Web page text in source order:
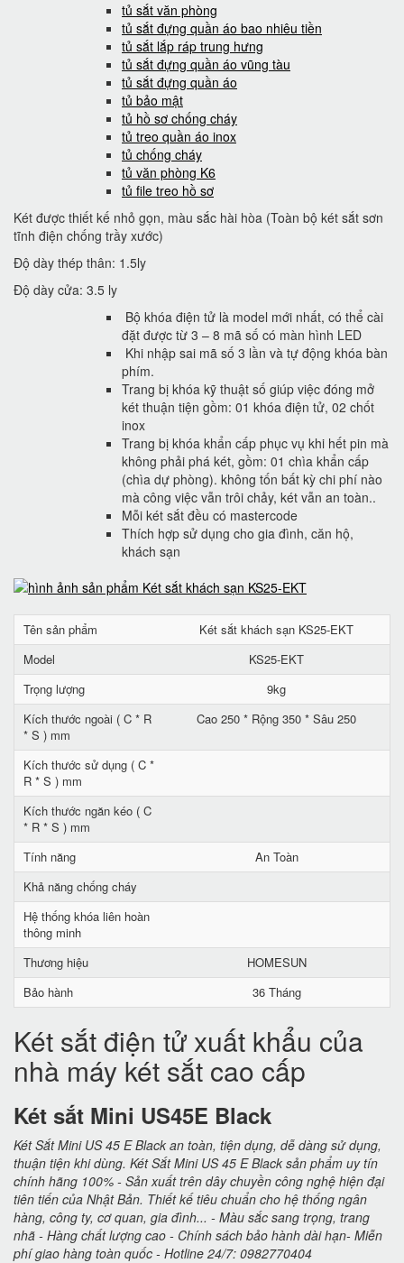
tủ sắt văn phòng
tủ sắt đựng quần áo bao nhiêu tiền
tủ sắt lắp ráp trung hưng
tủ sắt đựng quần áo vũng tàu
tủ sắt đựng quần áo
tủ bảo mật
tủ hồ sơ chống cháy
tủ treo quần áo inox
tủ chống cháy
tủ văn phòng K6
tủ file treo hồ sơ
Két được thiết kế nhỏ gọn, màu sắc hài hòa (Toàn bộ két sắt sơn
tĩnh điện chống trầy xước)
Độ dày thép thân: 1.5ly
Độ dày cửa: 3.5 ly
Bộ khóa điện tử là model mới nhất, có thể cài
đặt được từ 3 – 8 mã số có màn hình LED
Khi nhập sai mã số 3 lần và tự động khóa bàn
phím.
Trang bị khóa kỹ thuật số giúp việc đóng mở
két thuận tiện gồm: 01 khóa điện tử, 02 chốt
inox
Trang bị khóa khẩn cấp phục vụ khi hết pin mà
không phải phá két, gồm: 01 chìa khẩn cấp
(chìa dự phòng). không tốn bất kỳ chi phí nào
mà công việc vẫn trôi chảy, két vẫn an toàn..
Mỗi két sắt đều có mastercode
Thích hợp sử dụng cho gia đình, căn hộ,
khách sạn
Tên sản phẩm
Két sắt khách sạn KS25-EKT
Model
KS25-EKT
Trọng lượng
9kg
Kích thước ngoài ( C * R
* S ) mm
Cao 250 * Rộng 350 * Sâu 250
Kích thước sử dụng ( C *
R * S ) mm
Kích thước ngăn kéo ( C
* R * S ) mm
Tính năng
An Toàn
Khả năng chống cháy
Hệ thống khóa liên hoàn
thông minh
Thương hiệu
HOMESUN
Bảo hành
36 Tháng
Két sắt điện tử xuất khẩu của
nhà máy két sắt cao cấp
Két sắt Mini US45E Black
Két Sắt Mini US 45 E Black an toàn, tiện dụng, dễ dàng sử dụng,
thuận tiện khi dùng. Két Sắt Mini US 45 E Black sản phẩm uy tín
chính hãng 100% - Sản xuất trên dây chuyền công nghệ hiện đại
tiên tiến của Nhật Bản. Thiết kế tiêu chuẩn cho hệ thống ngân
hàng, công ty, cơ quan, gia đình... - Màu sắc sang trọng, trang
nhã - Hàng chất lượng cao - Chính sách bảo hành dài hạn- Miễn
phí giao hàng toàn quốc - Hotline 24/7: 0982770404